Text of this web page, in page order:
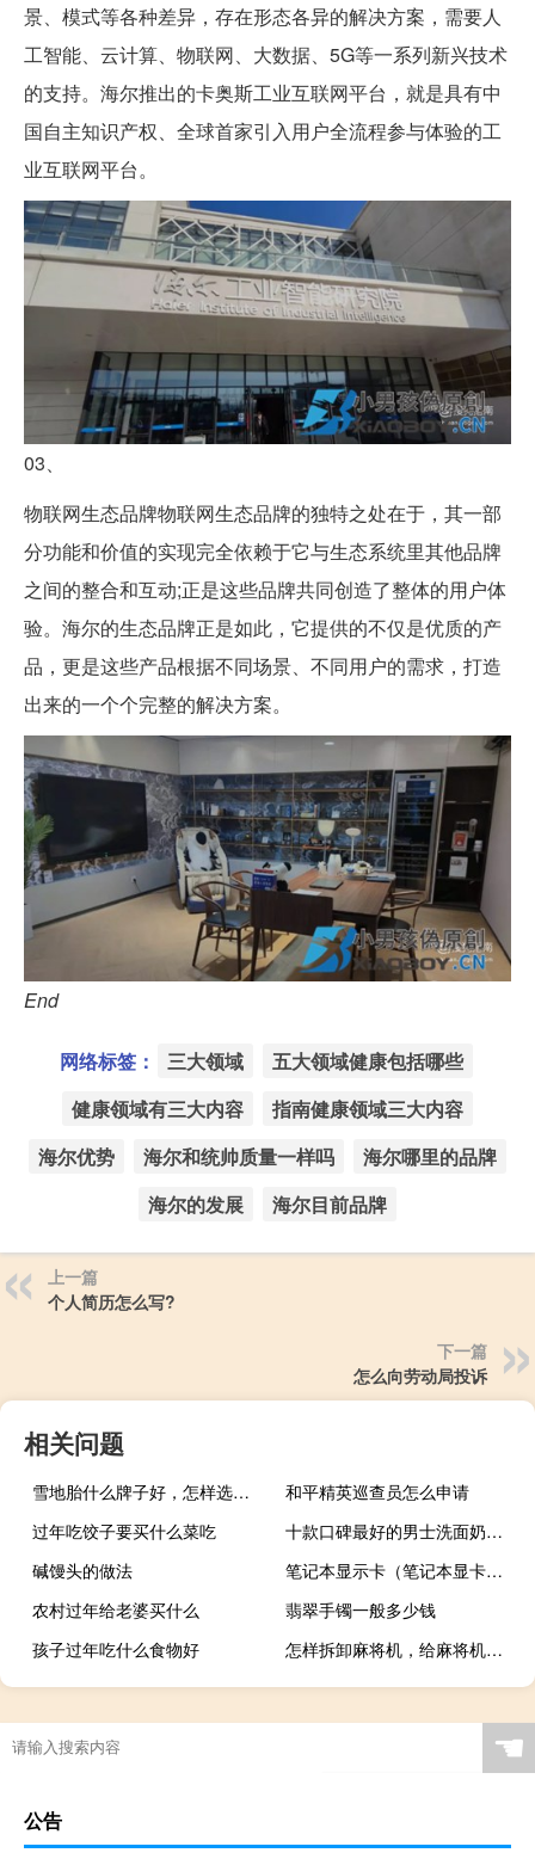
景、模式等各种差异，存在形态各异的解决方案，需要人
工智能、云计算、物联网、大数据、5G等一系列新兴技术
的支持。海尔推出的卡奥斯工业互联网平台，就是具有中
国自主知识产权、全球首家引入用户全流程参与体验的工
业互联网平台。
03、
物联网生态品牌物联网生态品牌的独特之处在于，其一部
分功能和价值的实现完全依赖于它与生态系统里其他品牌
之间的整合和互动;正是这些品牌共同创造了整体的用户体
验。海尔的生态品牌正是如此，它提供的不仅是优质的产
品，更是这些产品根据不同场景、不同用户的需求，打造
出来的一个个完整的解决方案。
End
网络标签： 三大领域
五大领域健康包括哪些
健康领域有三大内容
指南健康领域三大内容
海尔优势
海尔和统帅质量一样吗
海尔哪里的品牌
海尔的发展
海尔目前品牌
上一篇
个人简历怎么写?
下一篇
怎么向劳动局投诉
相关问题
雪地胎什么牌子好，怎样选购雪地胎技巧
和平精英巡查员怎么申请
过年吃饺子要买什么菜吃
十款口碑最好的男士洗面奶排名
碱馒头的做法
笔记本显示卡（笔记本显卡变差及怎么回事）
农村过年给老婆买什么
翡翠手镯一般多少钱
孩子过年吃什么食物好
怎样拆卸麻将机，给麻将机搬家
☚
公告